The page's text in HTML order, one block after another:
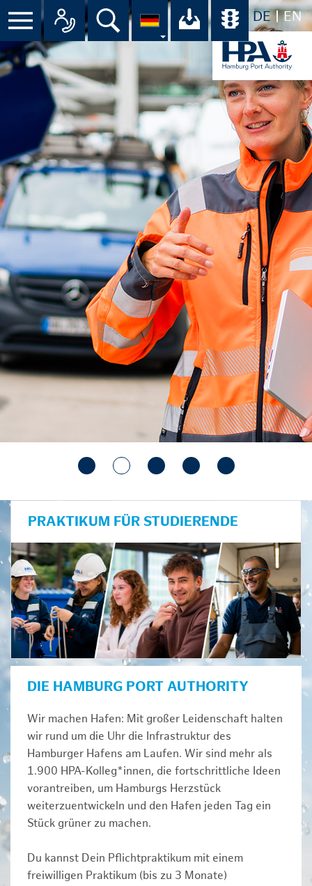
DE EN
Suche Ihr Download-
PRAKTIKUM FÜR STUDIERENDE
DIE HAMBURG PORT AUTHORITY
Wir machen Hafen: Mit großer Leidenschaft halten
wir rund um die Uhr die Infrastruktur des
Hamburger Hafens am Laufen. Wir sind mehr als
1.900 HPA-Kolleg*innen, die fortschrittliche Ideen
vorantreiben, um Hamburgs Herzstück
weiterzuentwickeln und den Hafen jeden Tag ein
Stück grüner zu machen.
Du kannst Dein Pflichtpraktikum mit einem
freiwilligen Praktikum (bis zu 3 Monate)